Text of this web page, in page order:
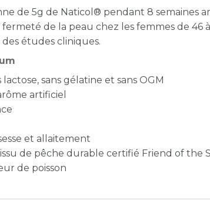
de 5g de Naticol® pendant 8 semaines
de la peau chez les femmes de 46 à
études cliniques.
sans gélatine et sans OGM
artificiel
et allaitement
de pêche durable certifié Friend of the
de poisson